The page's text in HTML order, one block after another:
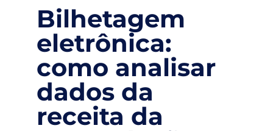
Bilhetagem
eletrônica:
como analisar
dados da
receita da